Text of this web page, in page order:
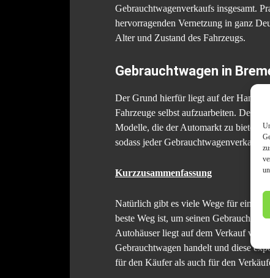
Gebrauchtwagenverkaufs insgesamt.
hervorragenden Vernetzung in ganz
Alter und Zustand des Fahrzeugs.
Gebrauchtwagen in
Der Grund hierfür liegt auf der Hand:
Fahrzeuge selbst aufzuarbeiten. Der
Modelle, die der Automarkt zu bieten
sodass jeder Gebrauchtwagenverkauf
Kurzzusammenfassung
Natürlich gibt es viele Wege für einen
beste Weg ist, um seinen
Autohäuser liegt auf dem Verkauf von
Gebrauchtwagen handelt und diese
für den Käufer als auch für den